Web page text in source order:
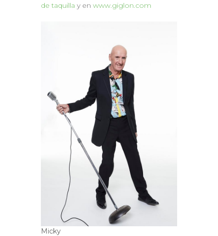
de taquilla y en www.giglon.com
Micky